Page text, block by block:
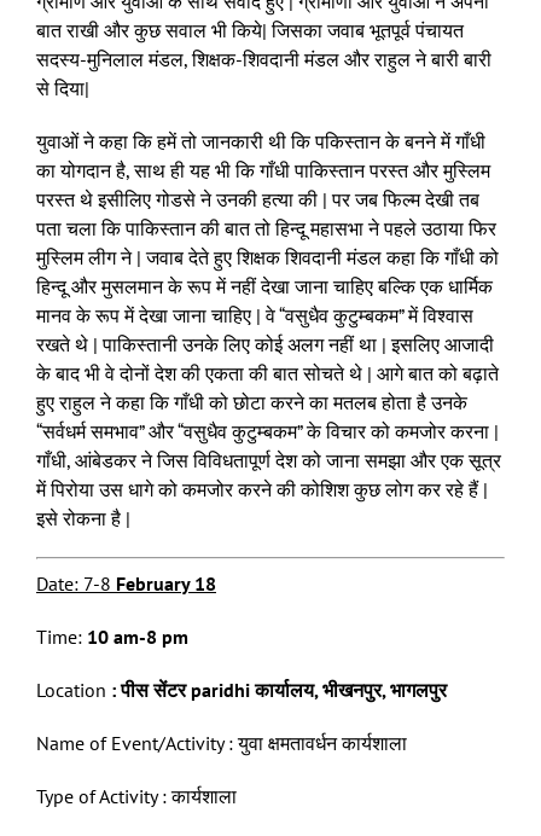
बात राखी और कुछ सवाल भी किये| जिसका जवाब भूतपूर्व पंचायत
सदस्य-मुनिलाल मंडल, शिक्षक-शिवदानी मंडल और राहुल ने बारी बारी
से दिया|
युवाओं ने कहा कि हमें तो जानकारी थी कि पकिस्तान के बनने में गाँधी
का योगदान है, साथ ही यह भी कि गाँधी पाकिस्तान परस्त और मुस्लिम
परस्त थे इसीलिए गोडसे ने उनकी हत्या की | पर जब फिल्म देखी तब
पता चला कि पाकिस्तान की बात तो हिन्दू महासभा ने पहले उठाया फिर
मुस्लिम लीग ने | जवाब देते हुए शिक्षक शिवदानी मंडल कहा कि गाँधी को
हिन्दू और मुसलमान के रूप में नहीं देखा जाना चाहिए बल्कि एक धार्मिक
मानव के रूप में देखा जाना चाहिए | वे “वसुधैव कुटुम्बकम” में विश्वास
रखते थे | पाकिस्तानी उनके लिए कोई अलग नहीं था | इसलिए आजादी
के बाद भी वे दोनों देश की एकता की बात सोचते थे | आगे बात को बढ़ाते
हुए राहुल ने कहा कि गाँधी को छोटा करने का मतलब होता है उनके
“सर्वधर्म समभाव” और “वसुधैव कुटुम्बकम” के विचार को कमजोर करना |
गाँधी, आंबेडकर ने जिस विविधतापूर्ण देश को जाना समझा और एक सूत्र
में पिरोया उस धागे को कमजोर करने की कोशिश कुछ लोग कर रहे हैं |
इसे रोकना है |
Date: 7-8 February 18
Time: 10 am-8 pm
Location :पीस सेंटर paridhi कार्यालय, भीखनपुर, भागलपुर
Name of Event/Activity : युवा क्षमतावर्धन कार्यशाला
Type of Activity : कार्यशाला